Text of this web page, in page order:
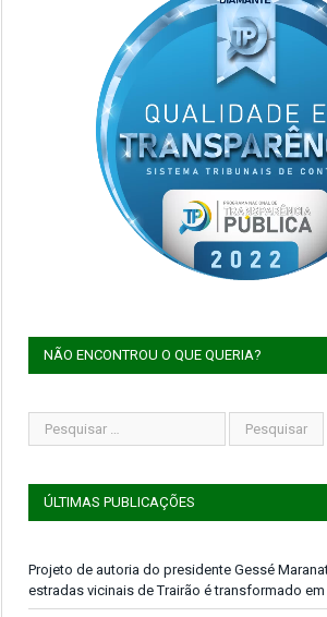
NÃO ENCONTROU O QUE QUERIA?
ÚLTIMAS PUBLICAÇÕES
Projeto de autoria do presidente Gessé
estradas vicinais de Trairão é transformado em